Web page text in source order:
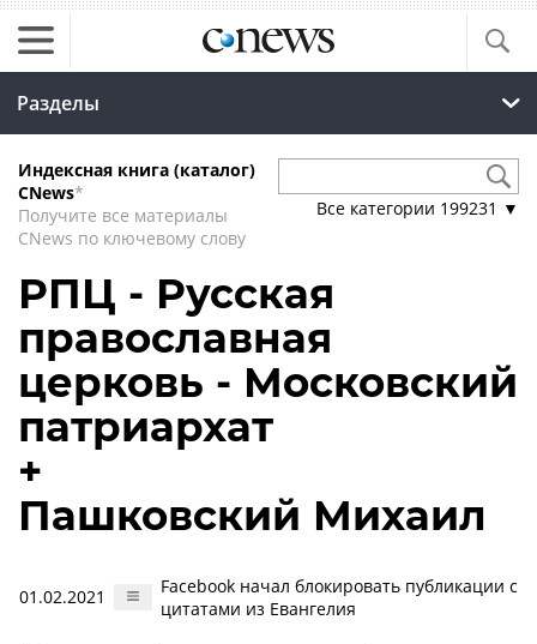
Разделы
Индексная книга (каталог)
CNews*
Получите все материалы
CNews по ключевому слову
Все категории 199231 ▼
РПЦ - Русская
православная
церковь - Московский
патриархат
+
Пашковский Михаил
01.02.2021
Facebook начал блокировать публикации с
цитатами из Евангелия